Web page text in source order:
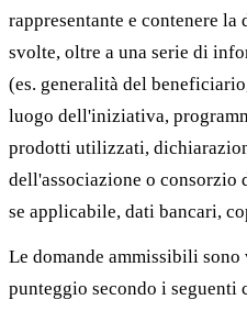
rappresentante e contenere
svolte, oltre a una serie di
(es. generalità del
luogo dell'iniziativa,
prodotti utilizzati,
dell'associazione o
se applicabile, dati bancari,
Le domande ammissibili
punteggio secondo i seguenti